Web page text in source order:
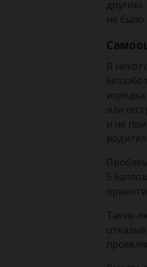
не было
В
или
и не
5
Такие